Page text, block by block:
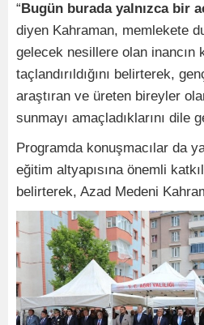
“Bugün burada yalnızca bir
diyen Kahraman, memlekete
gelecek nesillere olan inancın
taçlandırıldığını belirterek,
araştıran ve üreten bireyler
sunmayı amaçladıklarını dile
Programda konuşmacılar da
eğitim altyapısına önemli
belirterek, Azad Medeni